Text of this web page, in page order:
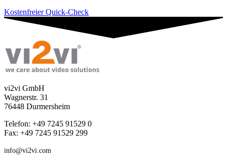
Kostenfreier Quick-Check
vi2vi GmbH
Wagnerstr. 31
76448 Durmersheim
Telefon: +49 7245 91529 0
Fax: +49 7245 91529 299
info@vi2vi.com